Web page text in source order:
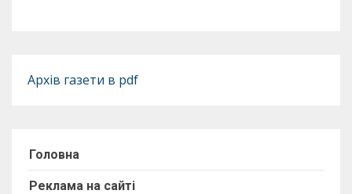
Архів газети в pdf
Головна
Реклама на сайті